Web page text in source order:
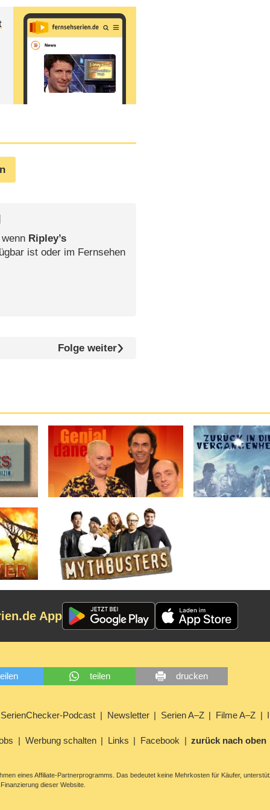
Ripley’s
ist oder im Fernsehen
Folge weiter
App
teilen drucken
SerienChecker-Podcast Newsletter Serien A–Z Filme A–Z
Werbung schalten Links Facebook zurück nach oben
eines Affiliate-Partnerprogramms. Das bedeutet keine Mehrkosten für Käufer,
Finanzierung dieser Website.